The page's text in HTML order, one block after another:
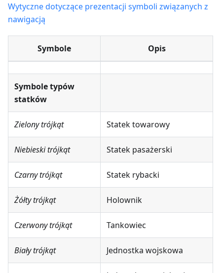
Wytyczne dotyczące prezentacji symboli związanych z
nawigacją
Symbole Opis
Symbole typów
statków
Zielony trójkąt Statek towarowy
Niebieski trójkąt Statek pasażerski
Czarny trójkąt Statek rybacki
Żółty trójkąt Holownik
Czerwony trójkąt Tankowiec
Biały trójkąt Jednostka wojskowa